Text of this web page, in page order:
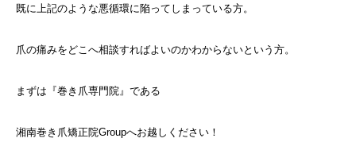
既に上記のような悪循環に陥ってしまっている方。
爪の痛みをどこへ相談すればよいのかわからないという方。
まずは『巻き爪専門院』である
湘南巻き爪矯正院Groupへお越しください！